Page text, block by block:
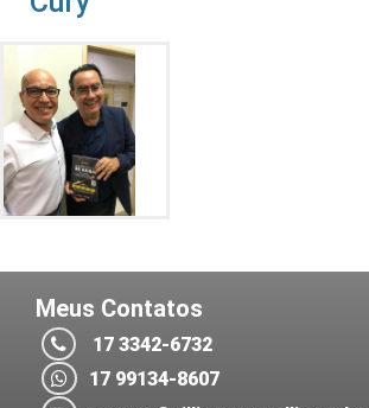
Meus Contatos
17 3342-6732
17 99134-8607